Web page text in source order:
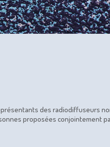
des radiodiffuseurs
proposées conjointement par